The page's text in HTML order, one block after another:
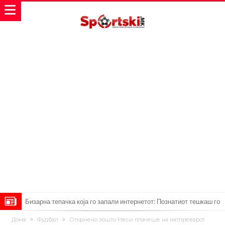
Бизарна тепачка која го запали интернетот: Познатиот тешкаш го
прифати најлудиот предизвик на кариерата – сам против
Меси, Нејмар и Суарез повторно заедно?!
Дома Фудбал Откриено зошто Меси плачеше на натпреварот